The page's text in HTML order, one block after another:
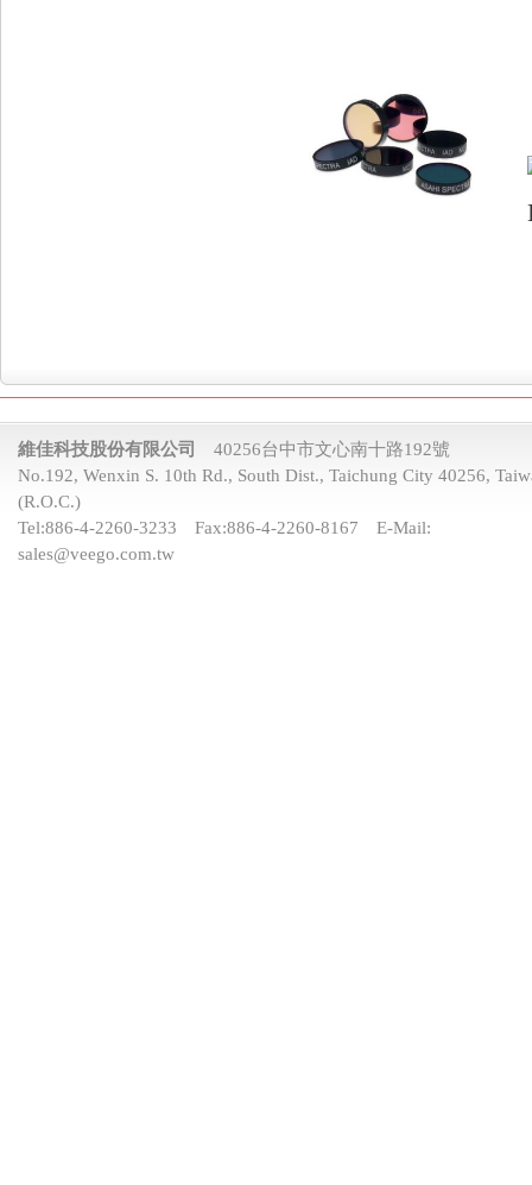
維佳科技股份有限公司
40256台中市文心南十路192號
No.192, Wenxin S. 10th Rd., South Dist., Taichung City 40256,
(R.O.C.)
Tel:886-4-2260-3233 Fax:886-4-2260-8167 E-Mail:
sales@veego.com.tw